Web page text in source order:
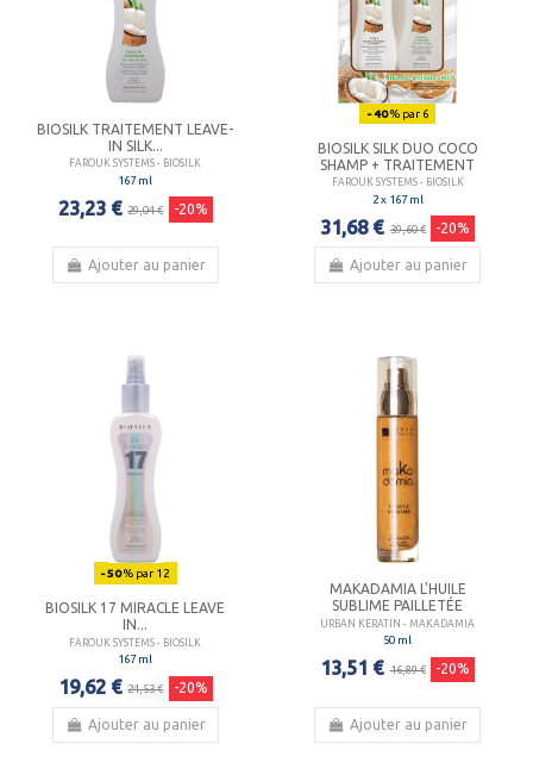
BIOSILK TRAITEMENT LEAVE-
IN SILK...
FAROUK SYSTEMS - BIOSILK
167 ml
23,23 € 29,04 € -20%
Ajouter au panier
- 40% par 6
BIOSILK SILK DUO COCO
SHAMP + TRAITEMENT
FAROUK SYSTEMS - BIOSILK
2 x 167 ml
31,68 € 39,60 € -20%
Ajouter au panier
- 50% par 12
BIOSILK 17 MIRACLE LEAVE
IN...
FAROUK SYSTEMS - BIOSILK
167 ml
19,62 € 24,53 € -20%
Ajouter au panier
MAKADAMIA L'HUILE
SUBLIME PAILLETÉE
URBAN KERATIN - MAKADAMIA
50 ml
13,51 € 16,89 € -20%
Ajouter au panier